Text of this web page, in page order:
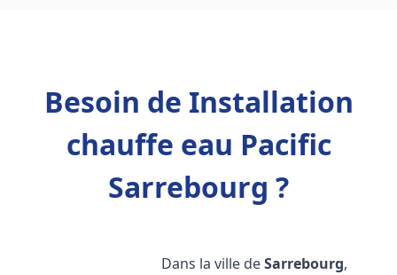
Besoin de Installation
chauffe eau Pacific
Sarrebourg ?
Dans la ville deSarrebourg,